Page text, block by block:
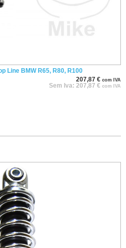
Line BMW R65, R80, R100
207,87 € com IVA
Sem Iva: 207,87 € com IVA